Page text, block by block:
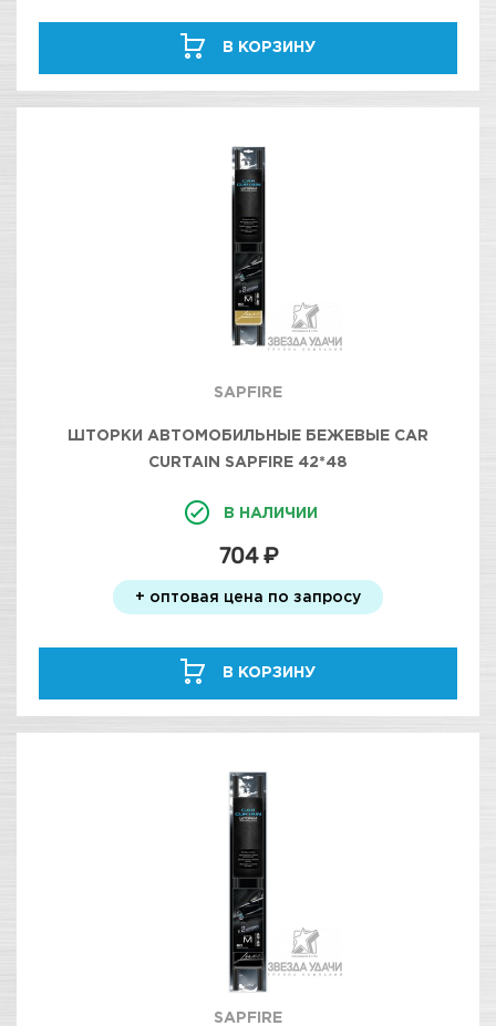
В КОРЗИНУ
SAPFIRE
ШТОРКИ АВТОМОБИЛЬНЫЕ БЕЖЕВЫЕ CAR
CURTAIN SAPFIRE 42*48
В НАЛИЧИИ
704 ₽
+ оптовая цена по запросу
В КОРЗИНУ
SAPFIRE